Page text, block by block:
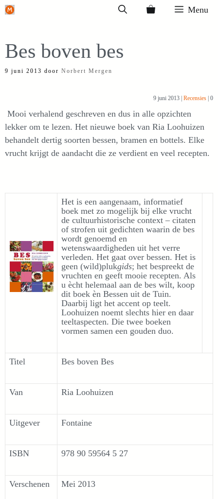
Ga
inhoud
Menu
Bes boven bes
9 juni 2013 door Norbert Mergen
9 juni 2013 | Recensies | 0
Mooi verhalend geschreven en dus in alle opzichten
lekker om te lezen. Het nieuwe boek van Ria Loohuizen
behandelt dertig soorten bessen, bramen en bottels. Elke
vrucht krijgt de aandacht die ze verdient en veel recepten.
Het is een aangenaam, informatief
boek met zo mogelijk bij elke vrucht
de cultuurhistorische context – citaten
of strofen uit gedichten waarin de bes
wordt genoemd en
wetenswaardigheden uit het verre
verleden. Het gaat over bessen. Het is
geen (wild)plukgids; het bespreekt de
vruchten en geeft mooie recepten. Als
u ècht helemaal aan de bes wilt, koop
dit boek èn Bessen uit de Tuin.
Daarbij ligt het accent op teelt.
Loohuizen noemt slechts hier en daar
teeltaspecten. Die twee boeken
vormen samen een gouden duo.
Titel Bes boven Bes
Van Ria Loohuizen
Uitgever Fontaine
ISBN 978 90 59564 5 27
Verschenen Mei 2013